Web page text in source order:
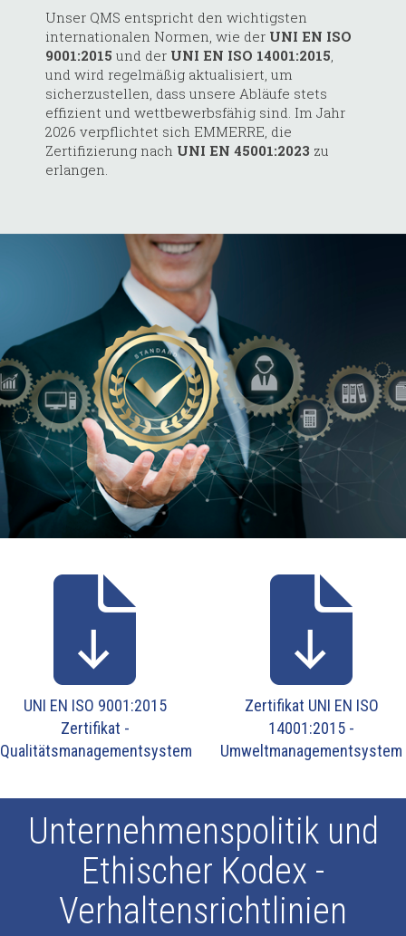
Unser QMS entspricht den wichtigsten
internationalen Normen, wie der UNI EN ISO
9001:2015 und der UNI EN ISO 14001:2015,
und wird regelmäßig aktualisiert, um
sicherzustellen, dass unsere Abläufe stets
effizient und wettbewerbsfähig sind. Im Jahr
2026 verpflichtet sich EMMERRE, die
Zertifizierung nach UNI EN 45001:2023 zu
erlangen.
UNI EN ISO 9001:2015
Zertifikat -
Qualitätsmanagementsystem
Zertifikat UNI EN ISO
14001:2015 -
Umweltmanagementsystem
Unternehmenspolitik und
Ethischer Kodex -
Verhaltensrichtlinien